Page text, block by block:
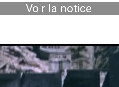
Voir la notice